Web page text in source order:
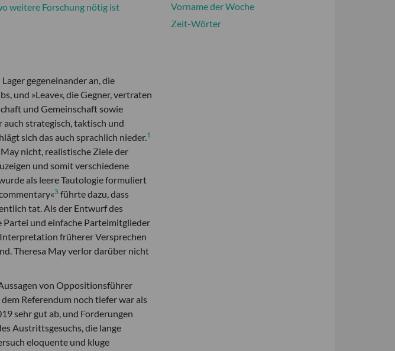
weitere Forschung nötig ist
gegeneinander an, die
und »Leave«, die Gegner, vertraten
und Gemeinschaft sowie
auch strategisch, taktisch und
sich das auch sprachlich nieder.1
nicht, realistische Ziele der
und somit verschiedene
als leere Tautologie formuliert
3 führte dazu, dass
tat. Als der Entwurf des
und einfache Parteimitglieder
früherer Versprechen
Theresa May verlor darüber nicht
von Oppositionsführer
Referendum noch tiefer war als
sehr gut ab, und Forderungen
Austrittsgesuchs, die lange
eloquente und kluge
Vorname der Woche
Zeit-Wörter